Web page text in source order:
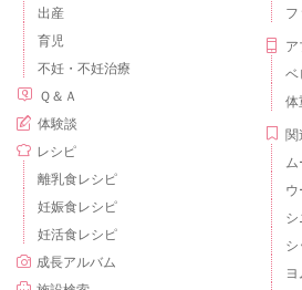
出産
育児
不妊・不妊治療
Ｑ＆Ａ
体験談
レシピ
離乳食レシピ
妊娠食レシピ
妊活食レシピ
成長アルバム
ア
ベ
体
関
シ